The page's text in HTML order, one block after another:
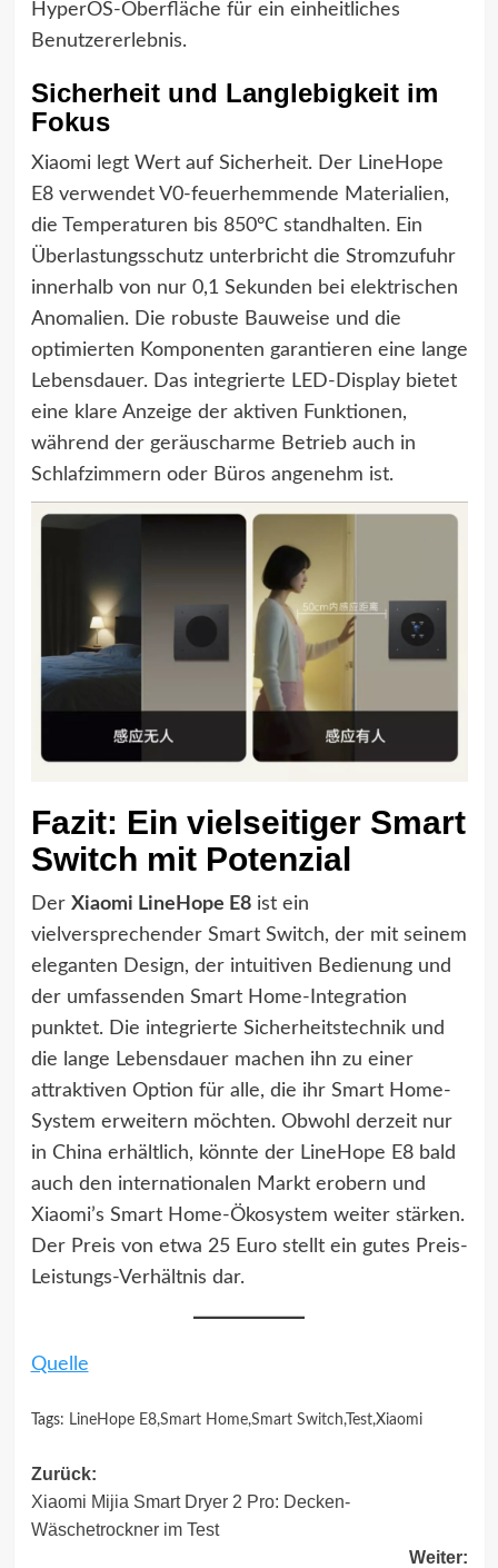
HyperOS-Oberfläche für ein einheitliches
Benutzererlebnis.
Sicherheit und Langlebigkeit im
Fokus
Xiaomi legt Wert auf Sicherheit. Der LineHope
E8 verwendet V0-feuerhemmende Materialien,
die Temperaturen bis 850°C standhalten. Ein
Überlastungsschutz unterbricht die Stromzufuhr
innerhalb von nur 0,1 Sekunden bei elektrischen
Anomalien. Die robuste Bauweise und die
optimierten Komponenten garantieren eine lange
Lebensdauer. Das integrierte LED-Display bietet
eine klare Anzeige der aktiven Funktionen,
während der geräuscharme Betrieb auch in
Schlafzimmern oder Büros angenehm ist.
Fazit: Ein vielseitiger Smart
Switch mit Potenzial
Der Xiaomi LineHope E8ist ein
vielversprechender Smart Switch, der mit seinem
eleganten Design, der intuitiven Bedienung und
der umfassenden Smart Home-Integration
punktet. Die integrierte Sicherheitstechnik und
die lange Lebensdauer machen ihn zu einer
attraktiven Option für alle, die ihr Smart Home-
System erweitern möchten. Obwohl derzeit nur
in China erhältlich, könnte der LineHope E8 bald
auch den internationalen Markt erobern und
Xiaomi’s Smart Home-Ökosystem weiter stärken.
Der Preis von etwa 25 Euro stellt ein gutes Preis-
Leistungs-Verhältnis dar.
Quelle
Tags: LineHope E8,Smart Home,Smart Switch,Test,Xiaomi
Beitragsnavigation
Zurück:
Xiaomi Mijia Smart Dryer 2 Pro: Decken-
Wäschetrockner im Test
Weiter: